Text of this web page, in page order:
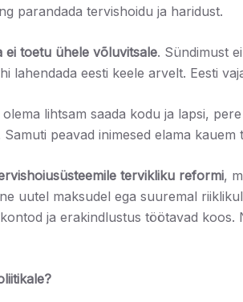
parandada tervishoidu ja haridust.
ei toetu ühele võluvitsale. Sündimust
lahendada eesti keele arvelt. Eesti
lihtsam saada kodu ja lapsi,
peavad inimesed elama kauem
tervikliku reformi,
uutel maksudel ega suuremal
ja erakindlustus töötavad